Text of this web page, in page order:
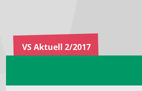
VS Aktuell 2/2017